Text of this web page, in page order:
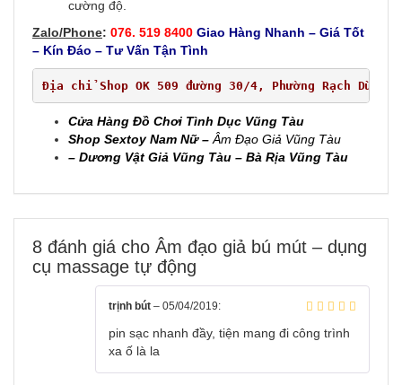
cường độ.
Zalo/Phone: 076. 519 8400 Giao Hàng Nhanh – Giá Tốt
– Kín Đáo – Tư Vấn Tận Tình
Địa chỉ Shop OK 509 đường 30/4, Phường Rạch Dừa,
Cửa Hàng Đồ Chơi Tình Dục Vũng Tàu
Shop Sextoy Nam Nữ – Âm Đạo Giả Vũng Tàu
– Dương Vật Giả Vũng Tàu – Bà Rịa Vũng Tàu
8 đánh giá cho Âm đạo giả bú mút – dụng
cụ massage tự động
trịnh bút – 05/04/2019:
pin sạc nhanh đầy, tiện mang đi công trình
xa ố là la